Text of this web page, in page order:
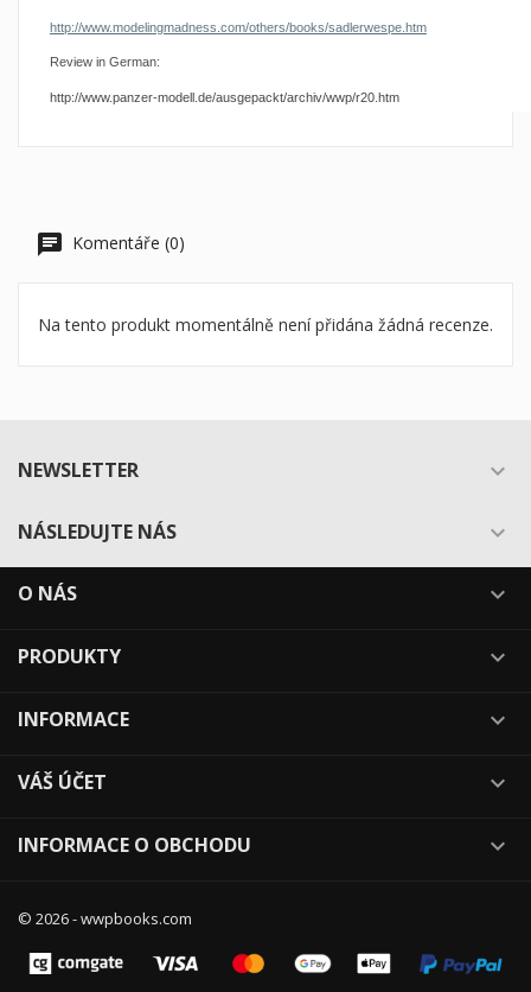
http://www.modelingmadness.com/others/books/sadlerwespe.htm
Review in German:
http://www.panzer-modell.de/ausgepackt/archiv/wwp/r20.htm
Komentáře (0)
Na tento produkt momentálně není přidána žádná recenze.
NEWSLETTER 
NÁSLEDUJTE NÁS 
O NÁS 
PRODUKTY 
INFORMACE 
VÁŠ ÚČET 
INFORMACE O OBCHODU 
© 2026 - wwpbooks.com